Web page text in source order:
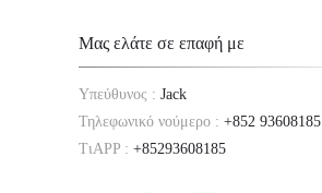
Μας ελάτε σε επαφή με
Υπεύθυνος : Jack
Τηλεφωνικό νούμερο : +852 93608185
ΤιAPP : +85293608185